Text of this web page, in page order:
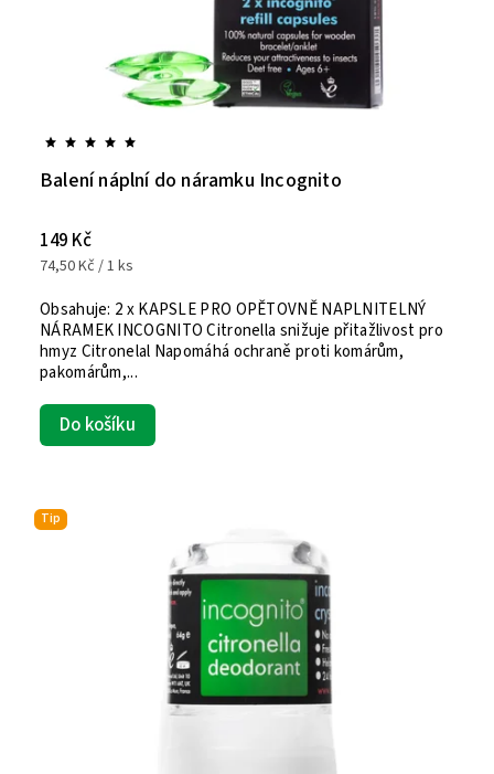
Balení náplní do náramku Incognito
149 Kč
74,50 Kč / 1 ks
Do košíku
Obsahuje: 2 x KAPSLE PRO OPĚTOVNĚ NAPLNITELNÝ
NÁRAMEK INCOGNITO Citronella snižuje přitažlivost pro
hmyz Citronelal Napomáhá ochraně proti komárům,
pakomárům,...
Tip